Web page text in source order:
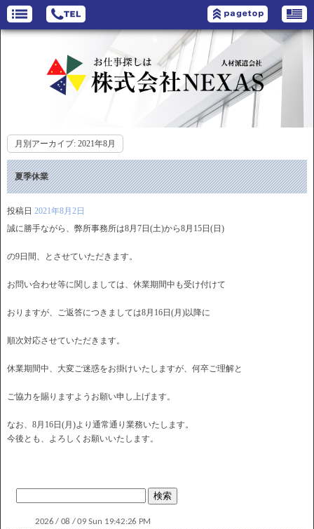
月別アーカイブ: 2021年8月
夏季休業
投稿日 2021年8月2日
誠に勝手ながら、弊所事務所は8月7日(土)から8月15日(日)
の9日間、とさせていただきます。
お問い合わせ等に関しましては、休業期間中も受け付けて
おりますが、ご返答につきましては8月16日(月)以降に
順次対応させていただきます。
休業期間中、大変ご迷惑をお掛けいたしますが、何卒ご理解と
ご協力を賜りますようお願い申し上げます。
なお、8月16日(月)より通常通り業務いたします。
今後とも、よろしくお願いいたします。